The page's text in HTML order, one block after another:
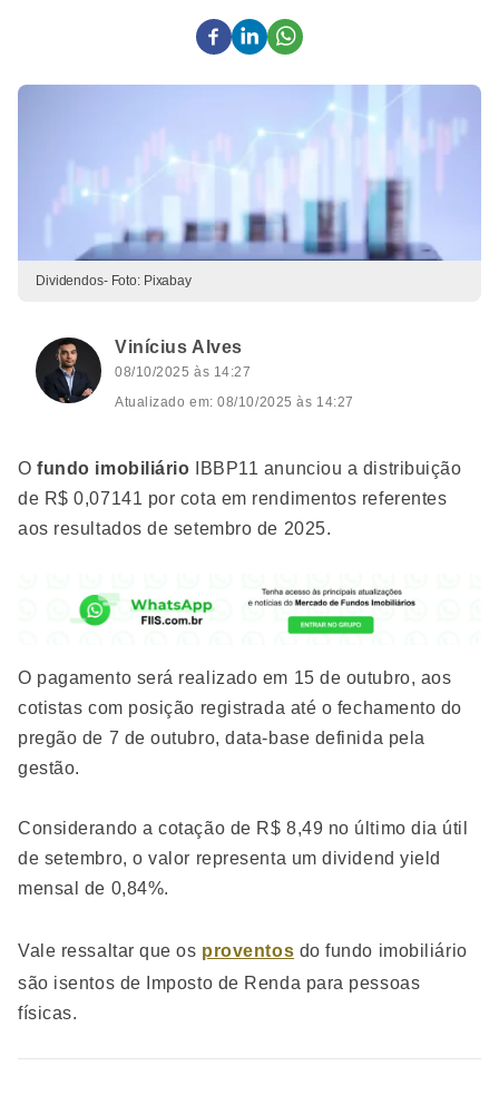
Dividendos- Foto: Pixabay
Vinícius Alves
08/10/2025 às 14:27
Atualizado em: 08/10/2025 às 14:27
O fundo imobiliário IBBP11 anunciou a distribuição
de R$ 0,07141 por cota em rendimentos referentes
aos resultados de setembro de 2025.
O pagamento será realizado em 15 de outubro, aos
cotistas com posição registrada até o fechamento do
pregão de 7 de outubro, data-base definida pela
gestão.
Considerando a cotação de R$ 8,49 no último dia útil
de setembro, o valor representa um dividend yield
mensal de 0,84%.
Vale ressaltar que os proventos do fundo imobiliário
são isentos de Imposto de Renda para pessoas
físicas.